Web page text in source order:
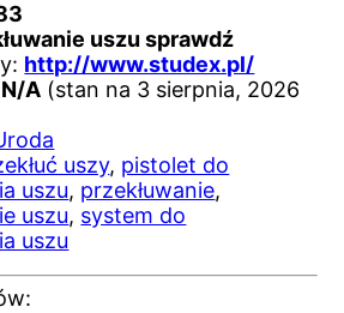
uszu sprawdź
http://www.studex.pl/
N/A (stan na 3 sierpnia, 2026
uszy, pistolet do
uszu, przekłuwanie,
uszu, system do
uszu